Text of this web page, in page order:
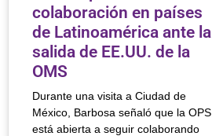
colaboración en países
de Latinoamérica ante la
salida de EE.UU. de la
OMS
Durante una visita a Ciudad de
México, Barbosa señaló que la OPS
está abierta a seguir colaborando